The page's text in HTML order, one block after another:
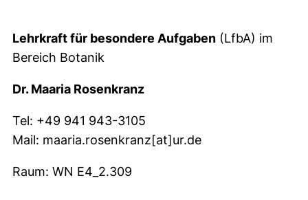
Lehrkraft für besondere Aufgaben (LfbA) im
Bereich Botanik
Dr. Maaria Rosenkranz
Tel: +49 941 943-3105
Mail: maaria.rosenkranz[at]ur.de
Raum: WN E4_2.309